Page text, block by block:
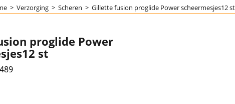
> Verzorging > Scheren > Gillette fusion proglide Power scheermesjes12 st
proglide Power
st